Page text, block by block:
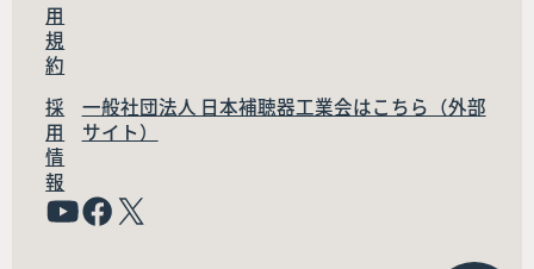
用
規
約
採
用
情
報
一般社団法人 日本補聴器工業会はこちら（外部
サイト）